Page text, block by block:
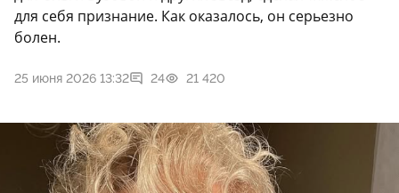
для себя признание. Как оказалось, он серьезно
болен.
25 июня 2026 13:32 24 21 420